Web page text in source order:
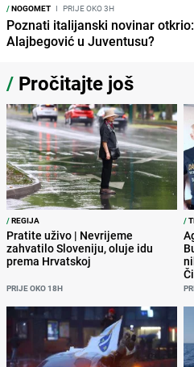
/NOGOMET I PRIJE OKO 3H
Poznati italijanski novinar
Alajbegović u Juventusu?
/ Pročitajte još
/REGIJA
Pratite uživo | Nevrijeme
zahvatilo Sloveniju, oluje idu
prema Hrvatskoj
PRIJE OKO 18H
/